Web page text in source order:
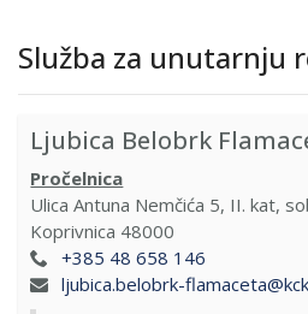
Služba za unutarnju
Ljubica Belobrk
Pročelnica
Ulica Antuna Nemčića 5, II. kat,
Koprivnica 48000
+385 48 658 146
ljubica.belobrk-